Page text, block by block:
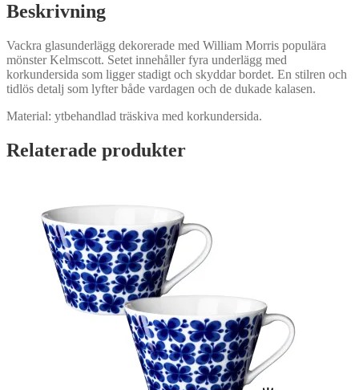
Beskrivning
Vackra glasunderlägg dekorerade med William Morris populära
mönster Kelmscott. Setet innehåller fyra underlägg med
korkundersida som ligger stadigt och skyddar bordet. En stilren och
tidlös detalj som lyfter både vardagen och de dukade kalasen.
Material: ytbehandlad träskiva med korkundersida.
Relaterade produkter